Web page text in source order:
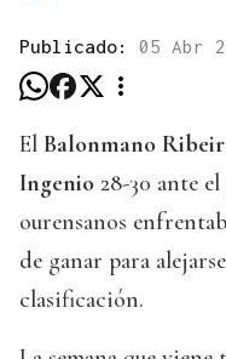
Publicado: 05 Abr
El Balonmano
Ingenio 28-30 ante
ourensanos
de ganar para
clasificación.